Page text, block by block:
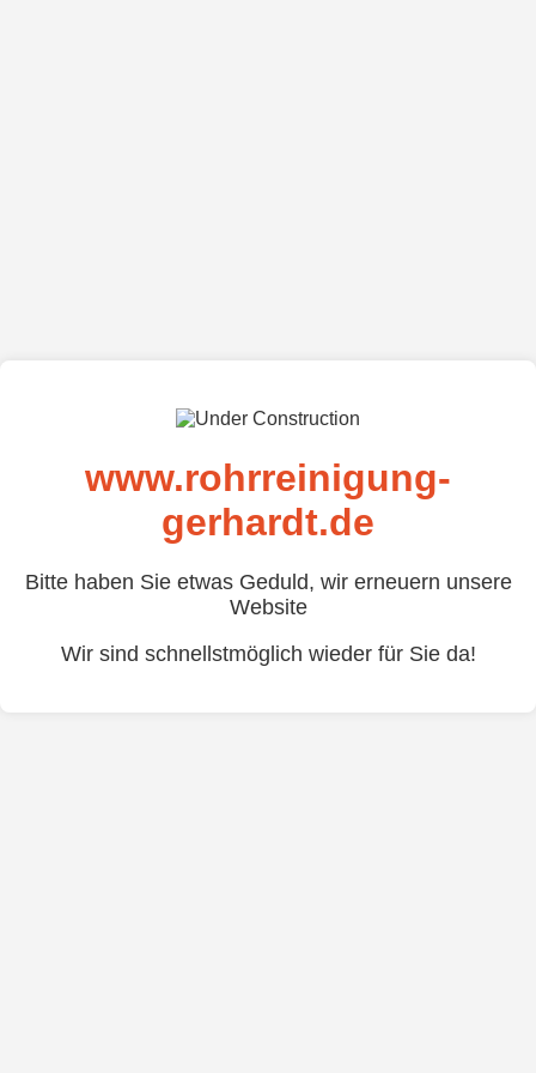
www.rohrreinigung-
gerhardt.de
Bitte haben Sie etwas Geduld, wir erneuern unsere
Website
Wir sind schnellstmöglich wieder für Sie da!